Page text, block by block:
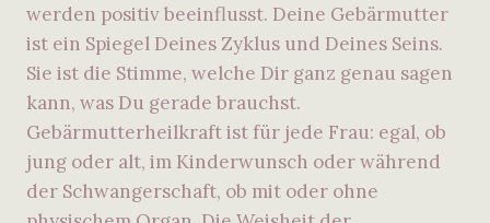
werden positiv beeinflusst. Deine Gebärmutter
ist ein Spiegel Deines Zyklus und Deines Seins.
Sie ist die Stimme, welche Dir ganz genau sagen
kann, was Du gerade brauchst.
Gebärmutterheilkraft ist für jede Frau: egal, ob
jung oder alt, im Kinderwunsch oder während
der Schwangerschaft, ob mit oder ohne